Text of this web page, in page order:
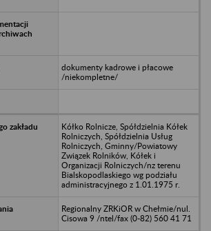
dokumenty kadrowe i płacowe
/niekompletne/
Kółko Rolnicze, Spółdzielnia Kółek
Rolniczych, Spółdzielnia Usług
Rolniczych, Gminny/Powiatowy
Związek Rolników, Kółek i
Organizacji Rolniczych/nz terenu
Bialskopodlaskiego wg podziału
administracyjnego z 1.01.1975 r.
Regionalny ZRKiOR w Chełmie/nul.
Cisowa 9 /ntel/fax (0-82) 560 41 71